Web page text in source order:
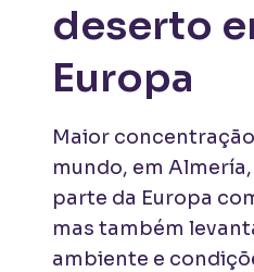
deserto
Europa
Maior
mundo, em
parte da Europa
mas também
ambiente e